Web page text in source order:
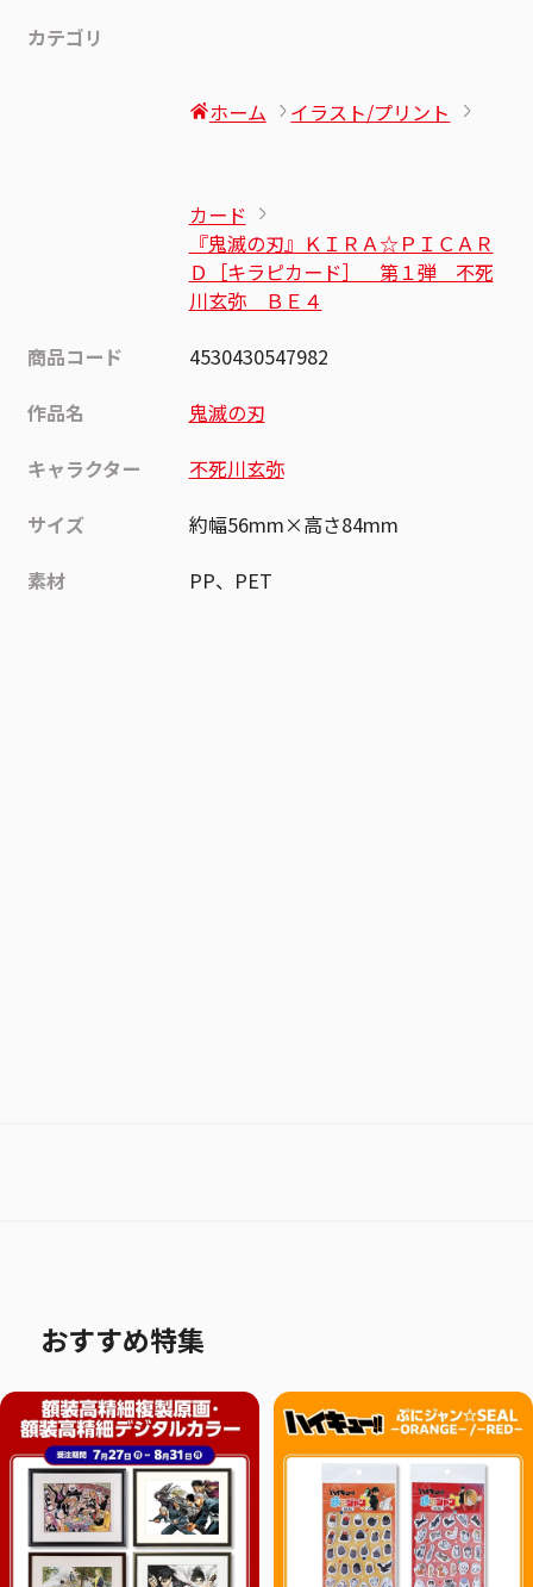
カテゴリ
ホーム イラスト/プリント
カード
『鬼滅の刃』ＫＩＲＡ☆ＰＩＣＡＲ
Ｄ［キラピカード］ 第１弾 不死
川玄弥 ＢＥ４
商品コード
4530430547982
作品名
鬼滅の刃
キャラクター
不死川玄弥
サイズ
約幅56mm×高さ84mm
素材
PP、PET
おすすめ特集